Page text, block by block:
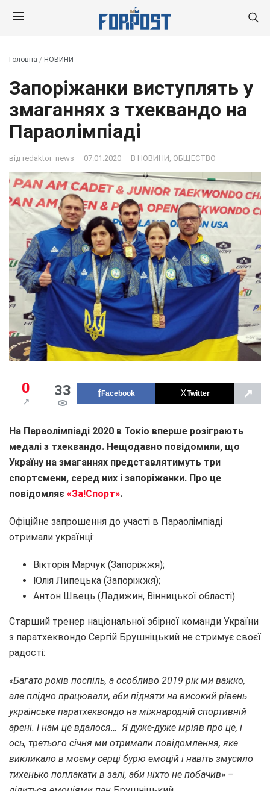
Головна / НОВИНИ
Запоріжанки виступлять у
змаганнях з тхеквандо на
Параолімпіаді
від redaktor_news — 07.01.2020 — В НОВИНИ ОБЩЕСТВО
0 33 Facebook Twitter ↗
На Параолімпіаді 2020 в Токіо вперше розіграють
медалі з тхеквандо. Нещодавно повідомили, що
Україну на змаганнях представлятимуть три
спортсмени, серед них і запоріжанки. Про це
повідомляє «За!Спорт».
Офіційне запрошення до участі в Параолімпіаді
отримали українці:
Вікторія Марчук (Запоріжжя);
Юлія Липецька (Запоріжжя);
Антон Швець (Ладижин, Вінницької області).
Старший тренер національної збірної команди України
з паратхеквондо Сергій Брушніцький не стримує своєї
радості:
«Багато років поспіль, а особливо 2019 рік ми важко,
але плідно працювали, аби підняти на високий рівень
українське паратхеквондо на міжнародній спортивній
арені. І нам це вдалося… Я дуже-дуже мріяв про це, і
ось, третього січня ми отримали повідомлення, яке
викликало в моєму серці бурю емоцій і навіть змусило
тихенько поплакати в залі, аби ніхто не побачив» –